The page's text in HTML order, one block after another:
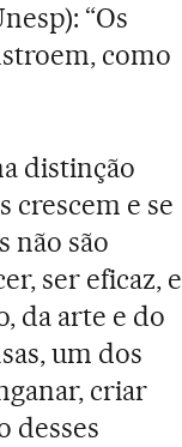
“Os
como
distinção
crescem e se
não são
ser eficaz, e
da arte e do
um dos
criar
desses